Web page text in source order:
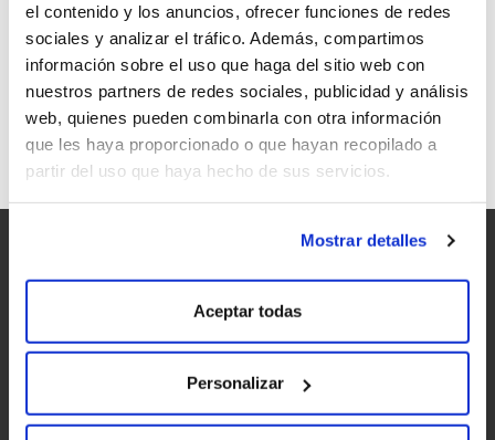
el contenido y los anuncios, ofrecer funciones de redes
sociales y analizar el tráfico. Además, compartimos
información sobre el uso que haga del sitio web con
nuestros partners de redes sociales, publicidad y análisis
web, quienes pueden combinarla con otra información
que les haya proporcionado o que hayan recopilado a
partir del uso que haya hecho de sus servicios.
Mostrar detalles
Aceptar todas
Personalizar
¡EL TOP 10 DE LOS GADGETS VINÍCOLAS!